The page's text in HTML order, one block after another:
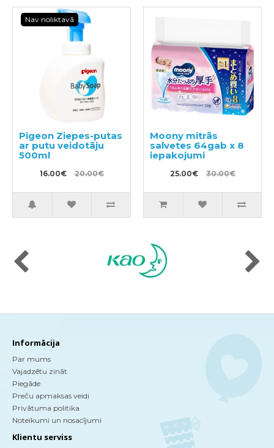
Nav noliktavā
Pigeon Ziepes-putas
ar putu veidotāju
500ml
16.00€ 20.00€
Moony mitrās
salvetes 64gab x 8
iepakojumi
25.00€ 30.00€
Informācija
Par mums
Vajadzētu zināt
Piegāde
Preču apmaksas veidi
Privātuma politika
Noteikumi un nosacījumi
Klientu serviss